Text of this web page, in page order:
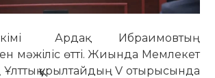
Ардақ Ибраимовтың
мәжіліс өтті. Жиында Мемлекет
құрылтайдың V отырысында